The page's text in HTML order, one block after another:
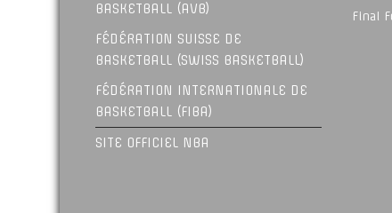
BASKETBALL (AVB)
FÉDÉRATION SUISSE DE
BASKETBALL (SWISS BASKETBALL)
FÉDÉRATION INTERNATIONALE DE
BASKETBALL (FIBA)
SITE OFFICIEL NBA
Final